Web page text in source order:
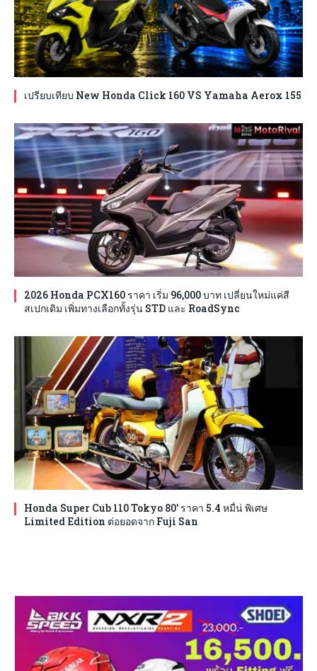
เปรียบเทียบ New Honda Click 160 VS Yamaha Aerox 155
2026 Honda PCX160 ราคา เริ่ม 96,000 บาท เปลี่ยนใหม่แค่สี
สเปกเดิม เพิ่มทางเลือกทั้งรุ่น STD และ RoadSync
Honda Super Cub 110 Tokyo 80′ ราคา 5.4 หมื่น่ พิเศษ
Limited Edition ต่อยอดจาก Fuji San